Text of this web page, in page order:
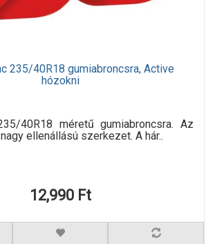
235/40R18 gumiabroncsra, Active
hózokni
40R18 méretű gumiabroncsra. Az
ellenállású szerkezet. A hár..
12,990 Ft